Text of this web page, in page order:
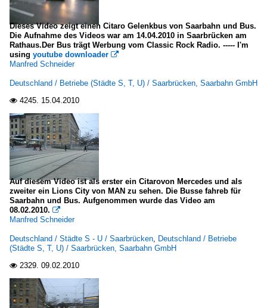
Dieses Video zeigt einen Citaro Gelenkbus von Saarbahn und Bus.
Die Aufnahme des Videos war am 14.04.2010 in Saarbrücken am
Rathaus.Der Bus trägt Werbung vom Classic Rock Radio. ----- I'm
using youtube downloader 
Manfred Schneider
Deutschland / Betriebe (Städte S, T, U) / Saarbrücken, Saarbahn GmbH
 4245. 15.04.2010
Auf diesem Video ist als erster ein Citarovon Mercedes und als
zweiter ein Lions City von MAN zu sehen. Die Busse fahreb für
Saarbahn und Bus. Aufgenommen wurde das Video am
08.02.2010. 
Manfred Schneider
Deutschland / Städte S - U / Saarbrücken, Deutschland / Betriebe
(Städte S, T, U) / Saarbrücken, Saarbahn GmbH
 2329. 09.02.2010